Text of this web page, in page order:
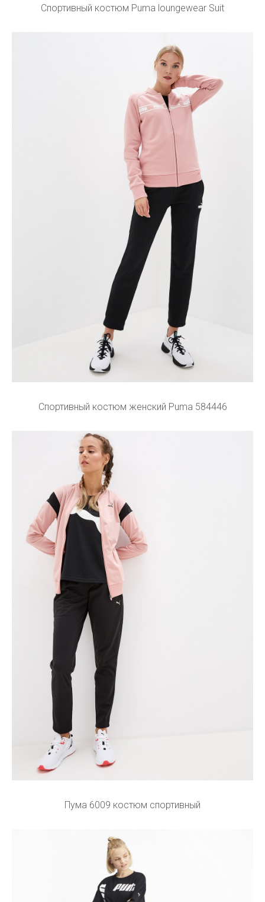
Спортивный костюм Puma loungewear Suit
Спортивный костюм женский Puma 584446
Пума 6009 костюм спортивный